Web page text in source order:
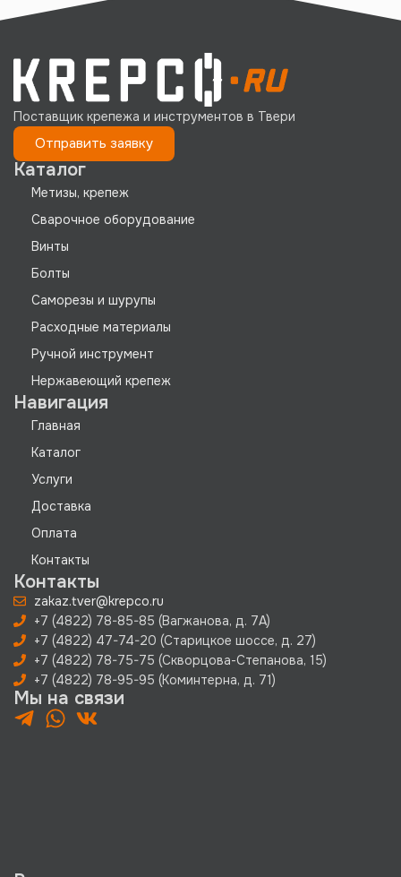
Поставщик крепежа и инструментов в Твери
Отправить заявку
Каталог
Метизы, крепеж
Сварочное оборудование
Винты
Болты
Саморезы и шурупы
Расходные материалы
Ручной инструмент
Нержавеющий крепеж
Навигация
Главная
Каталог
Услуги
Доставка
Оплата
Контакты
Контакты
zakaz.tver@krepco.ru
+7 (4822) 78-85-85 (Вагжанова, д. 7А)
+7 (4822) 47-74-20 (Старицкое шоссе, д. 27)
+7 (4822) 78-75-75 (Скворцова-Степанова, 15)
+7 (4822) 78-95-95 (Коминтерна, д. 71)
Мы на связи